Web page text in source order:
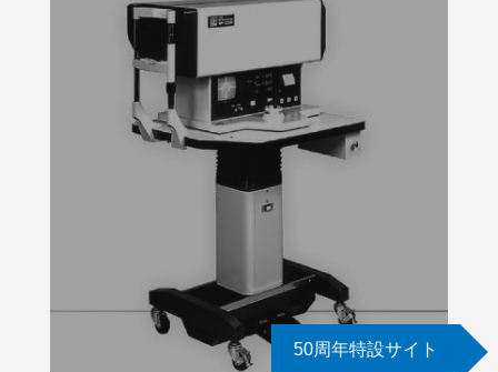
50周年特設サイト